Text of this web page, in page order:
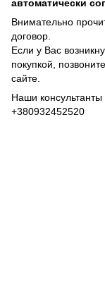
автоматически
Внимательно
договор.
Если у Вас
покупкой,
сайте.
Наши консультанты
+380932452520